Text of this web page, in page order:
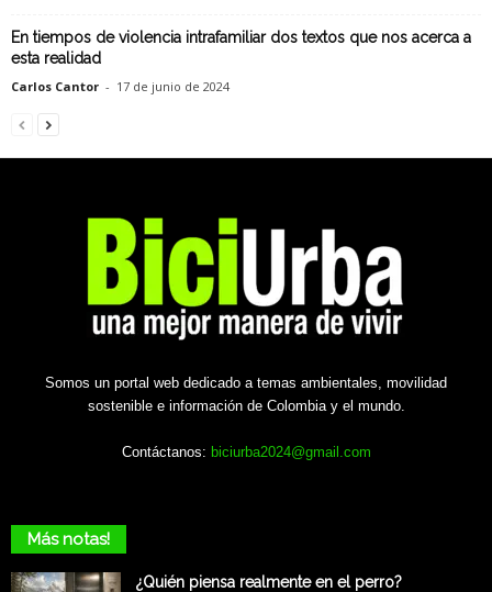
En tiempos de violencia intrafamiliar dos textos que nos acerca a
esta realidad
Carlos Cantor - 17 de junio de 2024
Somos un portal web dedicado a temas ambientales, movilidad
sostenible e información de Colombia y el mundo.
Contáctanos: biciurba2024@gmail.com
Más notas!
¿Quién piensa realmente en el perro?